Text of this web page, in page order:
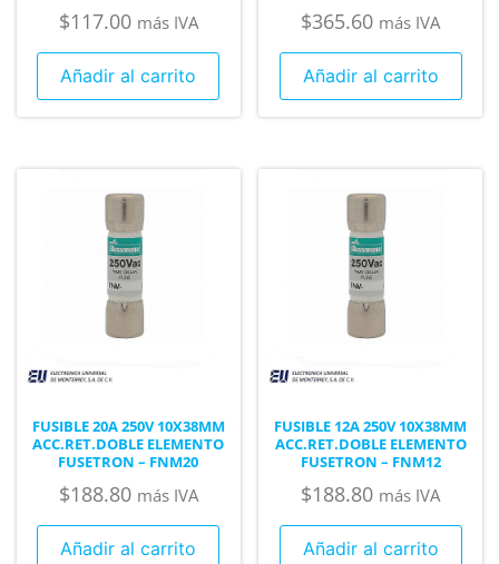
$117.00 más IVA
Añadir al carrito
$365.60 más IVA
Añadir al carrito
FUSIBLE 20A 250V 10X38MM
ACC.RET.DOBLE ELEMENTO
FUSETRON – FNM20
$188.80 más IVA
Añadir al carrito
FUSIBLE 12A 250V 10X38MM
ACC.RET.DOBLE ELEMENTO
FUSETRON – FNM12
$188.80 más IVA
Añadir al carrito